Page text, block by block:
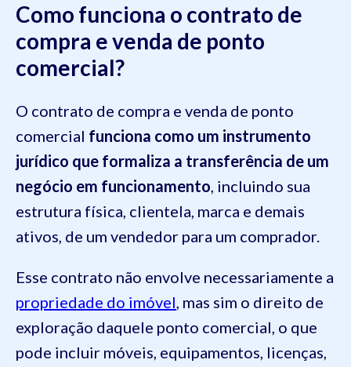
Como funciona o contrato de
compra e venda de ponto
comercial?
O contrato de compra e venda de ponto
comercial funciona como um instrumento
jurídico que formaliza a transferência de um
negócio em funcionamento, incluindo sua
estrutura física, clientela, marca e demais
ativos, de um vendedor para um comprador.
Esse contrato não envolve necessariamente a
propriedade do imóvel, mas sim o direito de
exploração daquele ponto comercial, o que
pode incluir móveis, equipamentos, licenças,